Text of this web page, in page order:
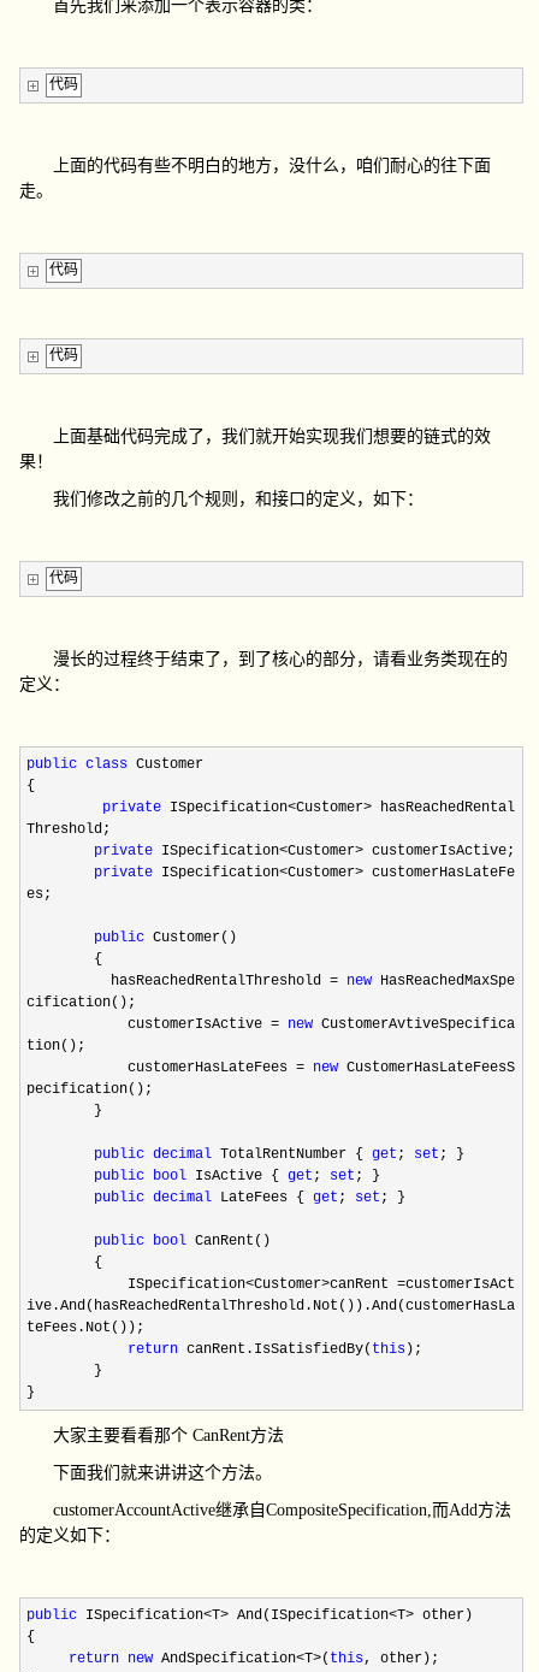
首先我们来添加一个表示容器的类：
代码
上面的代码有些不明白的地方，没什么，咱们耐心的往下面
走。
代码
代码
上面基础代码完成了，我们就开始实现我们想要的链式的效
果！
我们修改之前的几个规则，和接口的定义，如下：
代码
漫长的过程终于结束了，到了核心的部分，请看业务类现在的
定义：
public class Customer
{
private ISpecification<Customer> hasReachedRental
Threshold;
private ISpecification<Customer> customerIsActive;
private ISpecification<Customer> customerHasLateFe
es;
public Customer()
{
hasReachedRentalThreshold = new HasReachedMaxSpe
cification();
customerIsActive = new CustomerAvtiveSpecifica
tion();
customerHasLateFees = new CustomerHasLateFeesS
pecification();
}
public decimal TotalRentNumber {get ; set ; }
public bool IsActive {get ; set ; }
public decimal LateFees {get ; set ; }
public bool CanRent()
{
ISpecification<Customer>canRent =customerIsAct
ive.And(hasReachedRentalThreshold.Not()).And(customerHasLa
teFees.Not());
return canRent.IsSatisfiedBy( this );
}
}
大家主要看看那个 CanRent方法
下面我们就来讲讲这个方法。
customerAccountActive继承自CompositeSpecification,而Add方法
的定义如下：
public ISpecification<T> And(ISpecification<T> other)
{
return new AndSpecification<T>( this, other);